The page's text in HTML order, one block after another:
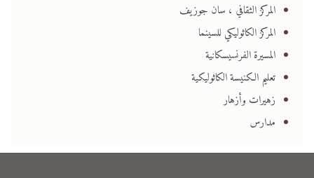
المركز الثقافي ، سان جوزيف
المركز الكاثوليكي للسينما
المسيرة الفرنسيسكانية
تعليم الكنيسة الكاثوليكية
زهيرات وأزهار
مدارس